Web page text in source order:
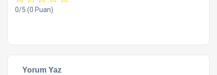
0/5 (0 Puan)
Yorum Yaz